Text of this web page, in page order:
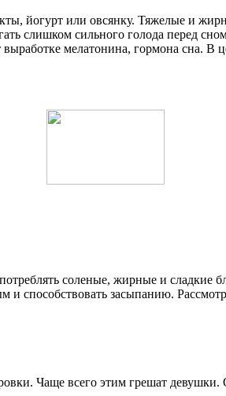
йогурт или овсянку. Тяжелые и
слишком сильного голода перед
мелатонина, гормона сна.
соленые, жирные и
и способствовать засыпанию.
Чаще всего этим грешат